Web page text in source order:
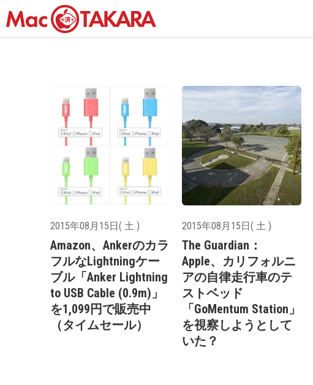
2015年08月15日( 土 )
Amazon、Ankerのカラ
フルなLightningケー
ブル「Anker Lightning
to USB Cable (0.9m)」
を1,099円で販売中
（タイムセール）
2015年08月15日( 土 )
The Guardian：
Apple、カリフォルニ
アの自律走行車のテ
ストベッド
「GoMentum Station」
を視察しようとして
いた？